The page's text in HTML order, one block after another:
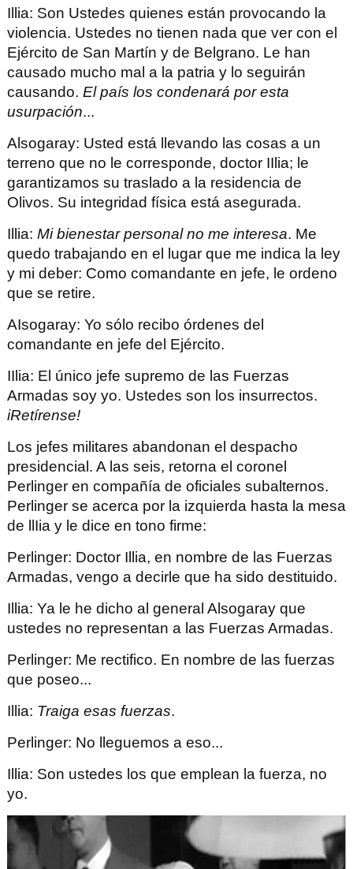
Illia: Son Ustedes quienes están provocando la
violencia. Ustedes no tienen nada que ver con el
Ejército de San Martín y de Belgrano. Le han
causado mucho mal a la patria y lo seguirán
causando. El país los condenará por esta
usurpación...
Alsogaray: Usted está llevando las cosas a un
terreno que no le corresponde, doctor IIlia; le
garantizamos su traslado a la residencia de
Olivos. Su integridad física está asegurada.
Illia: Mi bienestar personal no me interesa. Me
quedo trabajando en el lugar que me indica la ley
y mi deber: Como comandante en jefe, le ordeno
que se retire.
AIsogaray: Yo sólo recibo órdenes del
comandante en jefe del Ejército.
IIlia: El único jefe supremo de las Fuerzas
Armadas soy yo. Ustedes son los insurrectos.
iRetírense!
Los jefes militares abandonan el despacho
presidencial. A las seis, retorna el coronel
Perlinger en compañía de oficiales subalternos.
Perlinger se acerca por la izquierda hasta la mesa
de llIia y le dice en tono firme:
Perlinger: Doctor Illia, en nombre de las Fuerzas
Armadas, vengo a decirle que ha sido destituido.
Illia: Ya le he dicho al general Alsogaray que
ustedes no representan a las Fuerzas Armadas.
Perlinger: Me rectifico. En nombre de las fuerzas
que poseo...
Illia: Traiga esas fuerzas.
Perlinger: No lleguemos a eso...
Illia: Son ustedes los que emplean la fuerza, no
yo.